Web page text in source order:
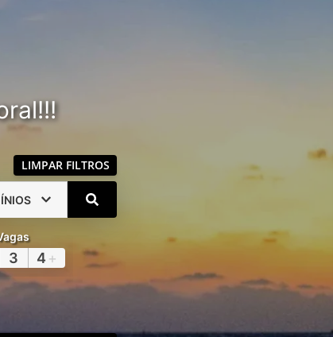
LIMPAR FILTROS
3 4 +